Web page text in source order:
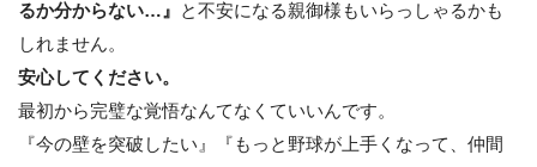
るか分からない…』
と不安になる親御様もいらっしゃるかも
しれません。
安心してください。
最初から完璧な覚悟なんてなくていいんです。
『今の壁を突破したい』『もっと野球が上手くなって、仲間